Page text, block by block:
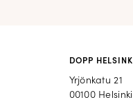
DOPP HELSINKI
Yrjönkatu 21
00100 Helsinki